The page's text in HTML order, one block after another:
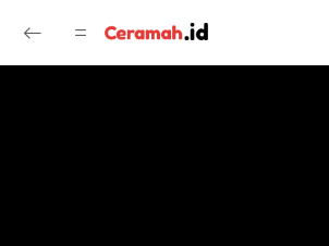
Langsung ke konten utama